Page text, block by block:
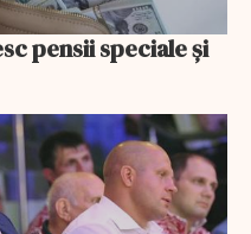
pensii speciale și